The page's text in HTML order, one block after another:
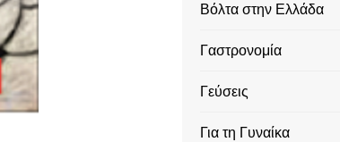
Βόλτα στην Ελλάδα
Γαστρονομία
Γεύσεις
Για τη Γυναίκα